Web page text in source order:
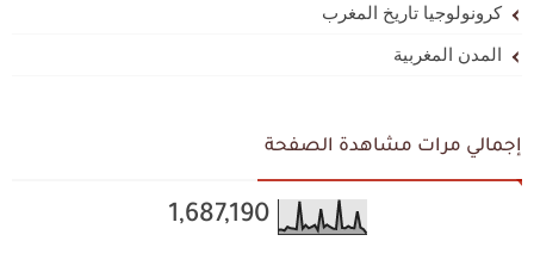
كرونولوجيا تاريخ المغرب
المدن المغربية
إجمالي مرات مشاهدة الصفحة
1,687,190